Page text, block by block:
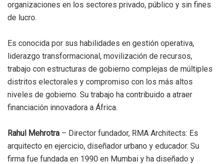
organizaciones en los sectores privado, público y sin fines
de lucro.
Es conocida por sus habilidades en gestión operativa,
liderazgo transformacional, movilización de recursos,
trabajo con estructuras de gobierno complejas de múltiples
distritos electorales y compromiso con los más altos
niveles de gobierno. Su trabajo ha contribuido a atraer
financiación innovadora a África.
Rahul Mehrotra – Director fundador, RMA Architects: Es
arquitecto en ejercicio, diseñador urbano y educador. Su
firma fue fundada en 1990 en Mumbai y ha diseñado y